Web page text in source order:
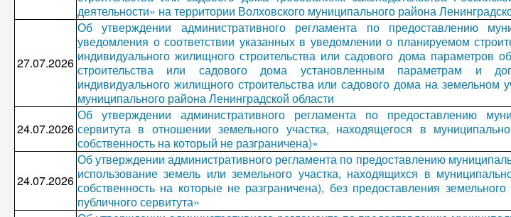
деятельности» на территории Волховского муниципального района
27.07.2026
Об утверждении административного регламента по предоставлению
уведомления о соответствии указанных в уведомлении о планируемом
индивидуального жилищного строительства или садового дома параметров
строительства или садового дома установленным параметрам и
индивидуального жилищного строительства или садового дома на земельном
муниципального района Ленинградской области
24.07.2026
Об утверждении административного регламента по предоставлению
сервитута в отношении земельного участка, находящегося в
собственность на который не разграничена)»
24.07.2026
Об утверждении административного регламента по предоставлению
использование земель или земельного участка, находящихся в
собственность на которые не разграничена), без предоставления
публичного сервитута»